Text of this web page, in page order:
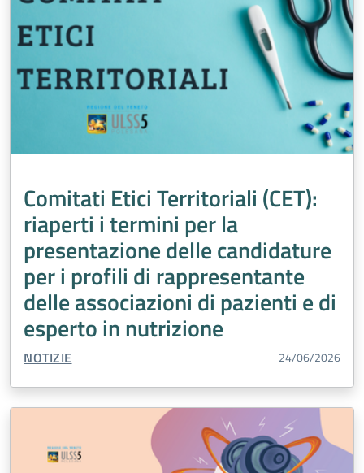
Comitati Etici Territoriali (CET):
riaperti i termini per la
presentazione delle candidature
per i profili di rappresentante
delle associazioni di pazienti e di
esperto in nutrizione
TIPO CONTENUTO:
NOTIZIE 24/06/2026